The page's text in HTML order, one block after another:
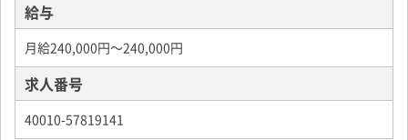
給与
月給240,000円～240,000円
求人番号
40010-57819141